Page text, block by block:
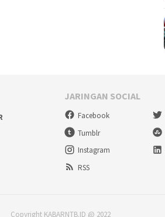
JARINGAN SOCIAL
Facebook
Tumblr
Instagram
RSS
Copyright KABARNTB.ID @ 2022